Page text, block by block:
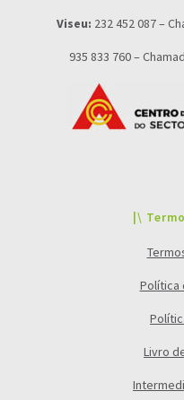
Viseu: 232 452 087 –
935 833 760 –
|\
Política
Livro